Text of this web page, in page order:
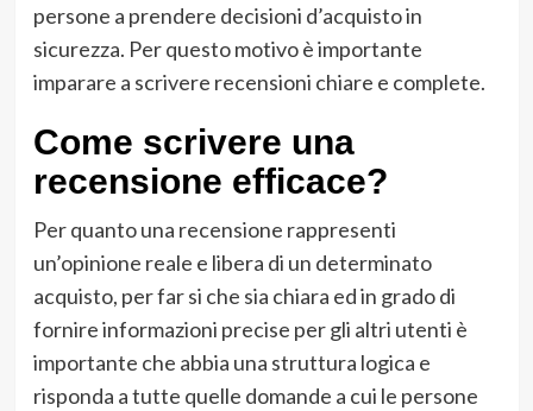
persone a prendere decisioni d’acquisto in
sicurezza. Per questo motivo è importante
imparare a scrivere recensioni chiare e complete.
Come scrivere una
recensione efficace?
Per quanto una recensione rappresenti
un’opinione reale e libera di un determinato
acquisto, per far si che sia chiara ed in grado di
fornire informazioni precise per gli altri utenti è
importante che abbia una struttura logica e
risponda a tutte quelle domande a cui le persone